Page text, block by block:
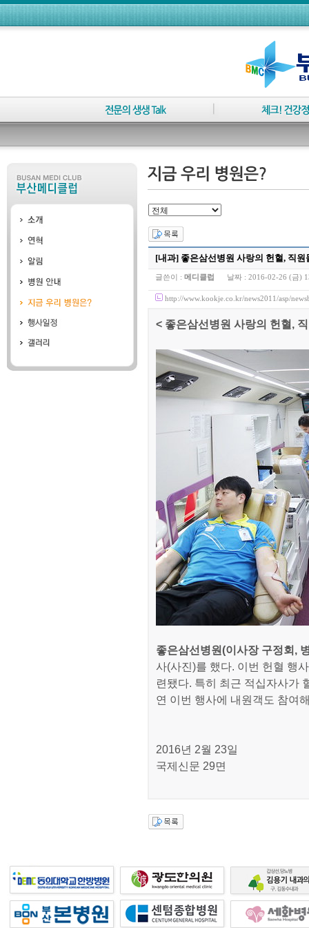
[내과] 좋은삼선병원 사랑의 헌혈, 직
글쓴이 : 메디클럽 날짜 : 2016-02-26 (금)
http://www.kookje.co.kr/news2011/asp/
< 좋은삼선병원 사랑의 헌혈,
좋은삼선병원(이사장 구정회,
사(사진)를 했다. 이번 헌혈 행
련됐다. 특히 최근 적십자사가
연 이번 행사에 내원객도 참여
2016년 2월 23일
국제신문 29면